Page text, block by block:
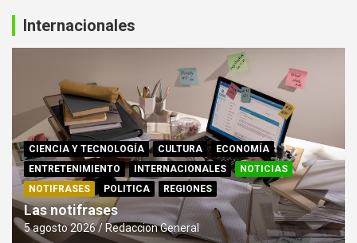
Internacionales
CIENCIA Y TECNOLOGÍA CULTURA
ECONOMÍA
ENTRETENIMIENTO
INTERNACIONALES
NOTICIAS
NOTIFRASES
POLITICA REGIONES
Las notifrases
5 agosto 2026 Redaccion General